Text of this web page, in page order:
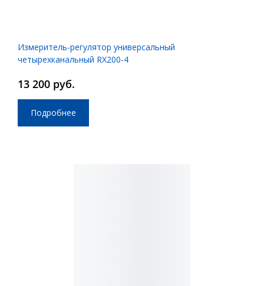
Измеритель-регулятор универсальный
четырехканальный RX200-4
13 200 руб.
Подробнее